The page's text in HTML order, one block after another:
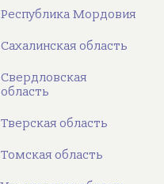
Республика Мордовия
Сахалинская область
Свердловская
область
Тверская область
Томская область